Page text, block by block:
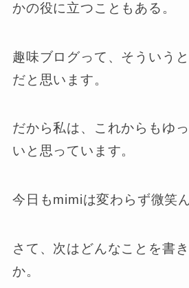
かの役に立つこともある。
趣味ブログって、そういう
だと思います。
だから私は、これからもゆ
いと思っています。
今日もmimiは変わらず微笑
さて、次はどんなことを書
か。